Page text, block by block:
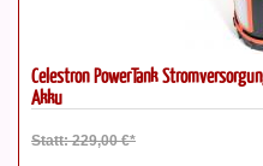
Celestron PowerTank
Akku
Statt: 229,00 €*